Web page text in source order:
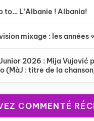
to… L’Albanie ! Albania!
mixage : les années
2026 : Mija Vujović
(MàJ : titre de la
COMMENTÉ